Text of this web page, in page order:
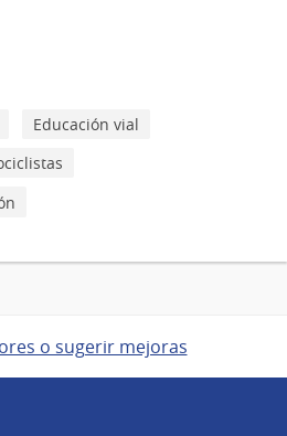
Educación vial
o sugerir mejoras